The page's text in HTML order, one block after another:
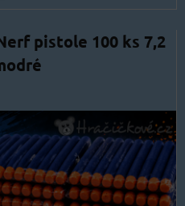
pistole 100 ks 7,2